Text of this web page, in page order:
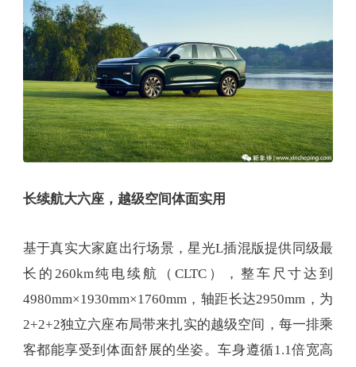
长续航大六座，越级空间体面实用
基于真实大家庭出行场景，星光L插混版提供同级最
长的260km纯电续航（CLTC），整车尺寸达到
4980mm×1930mm×1760mm，轴距长达2950mm，为
2+2+2独立六座布局带来扎实的越级空间，每一排乘
客都能享受到体面舒展的坐姿。车身遵循1.1倍宽高